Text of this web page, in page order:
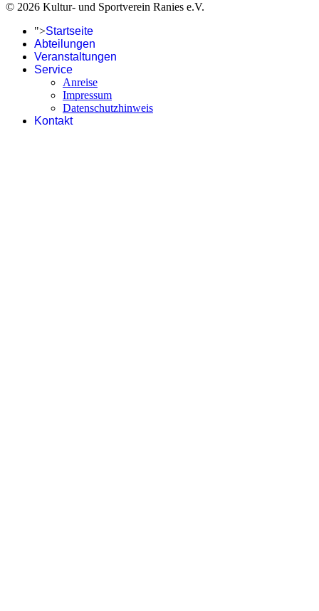
© 2026 Kultur- und Sportverein Ranies e.V.
">Startseite
Abteilungen
Veranstaltungen
Service
Anreise
Impressum
Datenschutzhinweis
Kontakt